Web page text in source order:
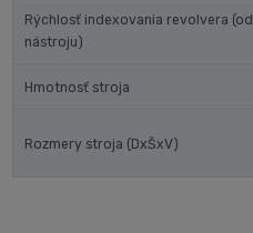
Rýchlosť indexovania revolvera
nástroju)
Hmotnosť stroja
Rozmery stroja (DxŠxV)